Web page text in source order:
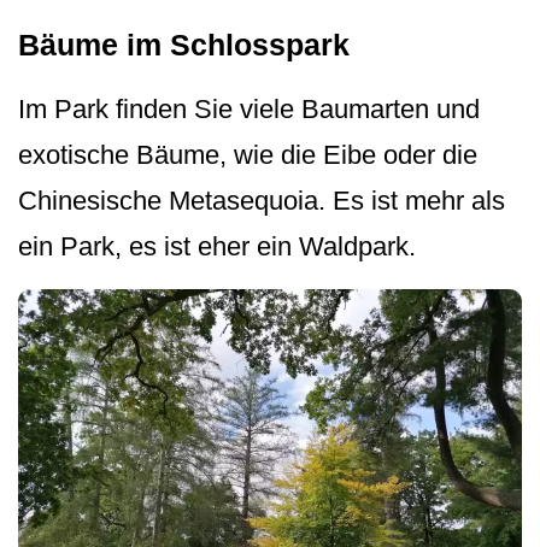
Bäume im Schlosspark
Im Park finden Sie viele Baumarten und
exotische Bäume, wie die Eibe oder die
Chinesische Metasequoia. Es ist mehr als
ein Park, es ist eher ein Waldpark.